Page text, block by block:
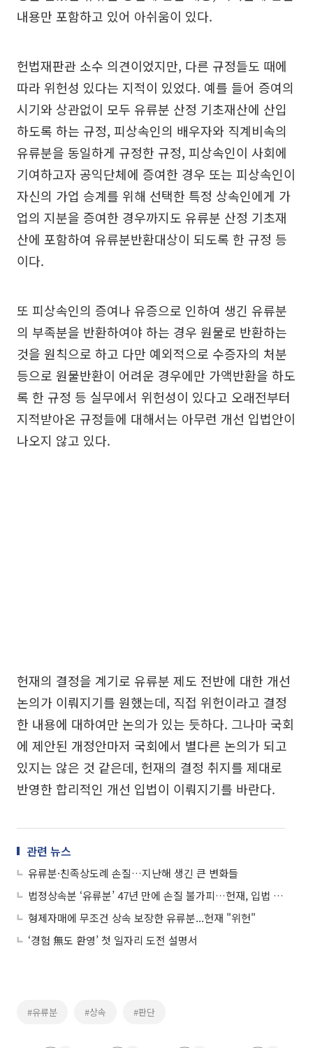
내용만 포함하고 있어 아쉬움이 있다.
헌법재판관 소수 의견이었지만, 다른 규정들도 때에
따라 위헌성 있다는 지적이 있었다. 예를 들어 증여의
시기와 상관없이 모두 유류분 산정 기초재산에 산입
하도록 하는 규정, 피상속인의 배우자와 직계비속의
유류분을 동일하게 규정한 규정, 피상속인이 사회에
기여하고자 공익단체에 증여한 경우 또는 피상속인이
자신의 가업 승계를 위해 선택한 특정 상속인에게 가
업의 지분을 증여한 경우까지도 유류분 산정 기초재
산에 포함하여 유류분반환대상이 되도록 한 규정 등
이다.
또 피상속인의 증여나 유증으로 인하여 생긴 유류분
의 부족분을 반환하여야 하는 경우 원물로 반환하는
것을 원칙으로 하고 다만 예외적으로 수증자의 처분
등으로 원물반환이 어려운 경우에만 가액반환을 하도
록 한 규정 등 실무에서 위헌성이 있다고 오래전부터
지적받아온 규정들에 대해서는 아무런 개선 입법안이
나오지 않고 있다.
헌재의 결정을 계기로 유류분 제도 전반에 대한 개선
논의가 이뤄지기를 원했는데, 직접 위헌이라고 결정
한 내용에 대하여만 논의가 있는 듯하다. 그나마 국회
에 제안된 개정안마저 국회에서 별다른 논의가 되고
있지는 않은 것 같은데, 헌재의 결정 취지를 제대로
반영한 합리적인 개선 입법이 이뤄지기를 바란다.
관련 뉴스
유류분·친족상도례 손질…지난해 생긴 큰 변화들
법정상속분 ‘유류분’ 47년 만에 손질 불가피…헌재, 입법 개선 명령
형제자매에 무조건 상속 보장한 유류분...헌재 "위헌"
‘경험 無도 환영’ 첫 일자리 도전 설명서
#유류분 #상속 #판단